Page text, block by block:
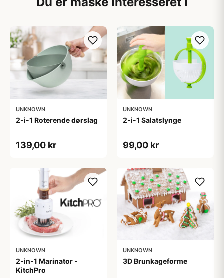
UNKNOWN
2-i-1 Roterende dørslag
139,00 kr
UNKNOWN
2-i-1 Salatslynge
99,00 kr
UNKNOWN
2-in-1 Marinator -
KitchPro
UNKNOWN
3D Brunkageforme